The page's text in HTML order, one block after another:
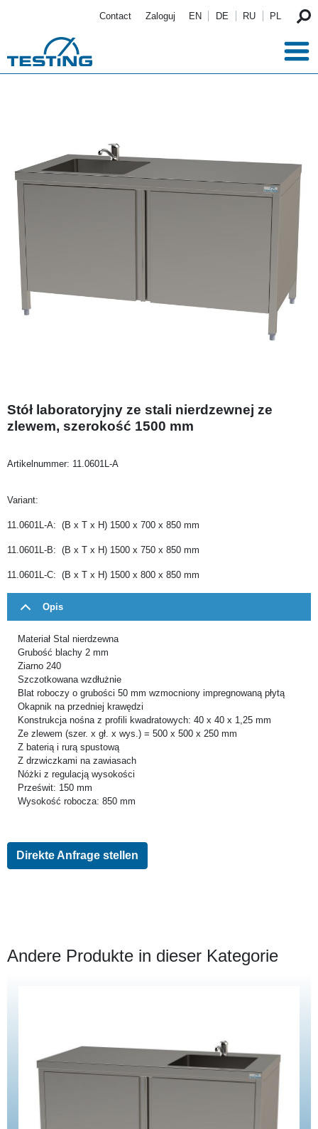
Contact Zaloguj EN DE RU PL
Stół laboratoryjny ze stali nierdzewnej ze
zlewem, szerokość 1500 mm
Artikelnummer: 11.0601L-A
Variant:
11.0601L-A: (B x T x H) 1500 x 700 x 850 mm
11.0601L-B: (B x T x H) 1500 x 750 x 850 mm
11.0601L-C: (B x T x H) 1500 x 800 x 850 mm
Opis
Materiał Stal nierdzewna
Grubość blachy 2 mm
Ziarno 240
Szczotkowana wzdłużnie
Blat roboczy o grubości 50 mm wzmocniony impregnowaną płytą
Okapnik na przedniej krawędzi
Konstrukcja nośna z profili kwadratowych: 40 x 40 x 1,25 mm
Ze zlewem (szer. x gł. x wys.) = 500 x 500 x 250 mm
Z baterią i rurą spustową
Z drzwiczkami na zawiasach
Nóżki z regulacją wysokości
Prześwit: 150 mm
Wysokość robocza: 850 mm
Direkte Anfrage stellen
Andere Produkte in dieser Kategorie